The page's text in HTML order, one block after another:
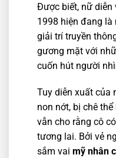
Được biết, nữ diễn
1998 hiện đang
giải trí truyền
gương mặt với
cuốn hút người
Tuy diễn xuất của
non nớt, bị chê
vẫn cho rằng cô
tương lai. Bởi vẻ
sắm vai mỹ nhân